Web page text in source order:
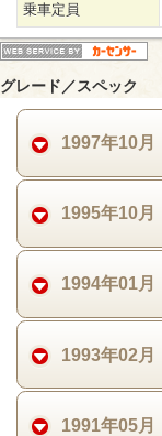
乗車定員
グレード／スペック
1997年10月
1995年10月
1994年01月
1993年02月
1991年05月